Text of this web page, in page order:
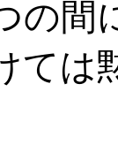
の間
ては